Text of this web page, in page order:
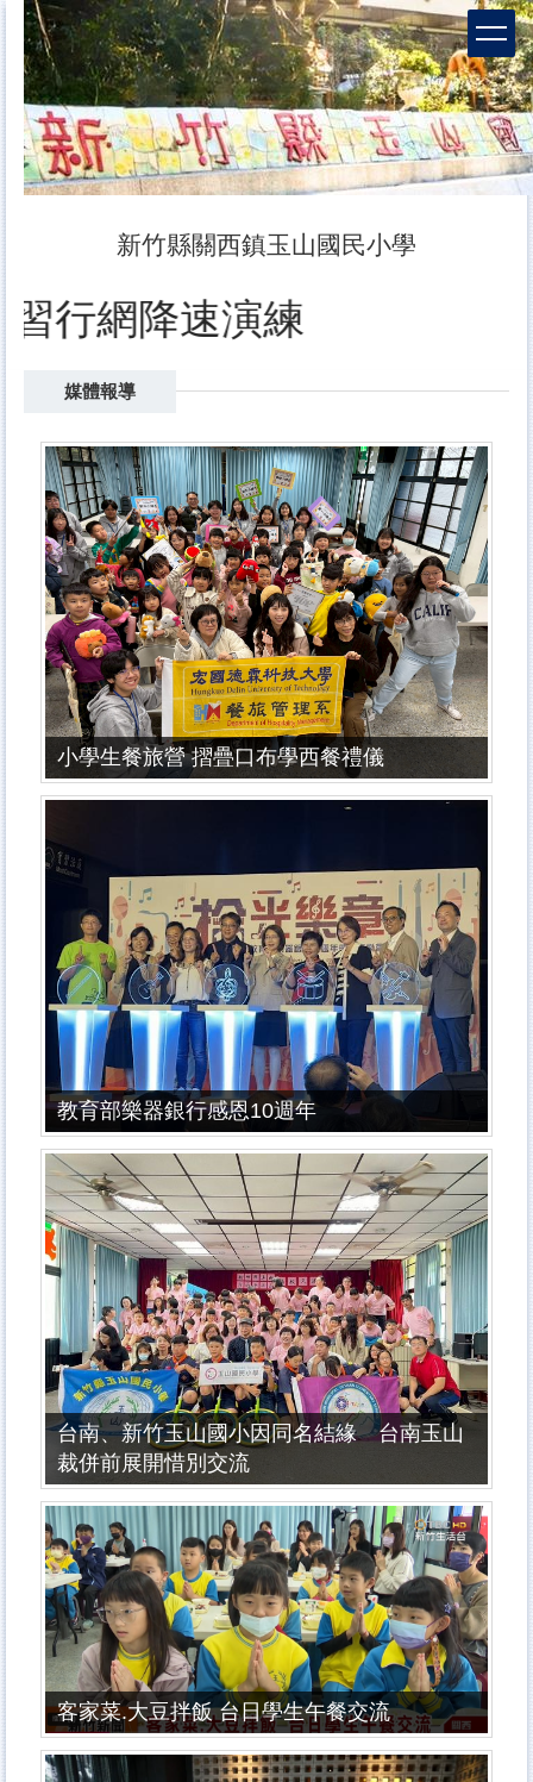
跳
到
主
要
內
容
區
新竹縣關西鎮玉山國民小學
習行網降速演練 玉山
媒體報導
小學生餐旅營 摺疊口布學西餐禮儀
教育部樂器銀行感恩10週年
台南、新竹玉山國小因同名結緣 台南玉山
裁併前展開惜別交流
客家菜.大豆拌飯 台日學生午餐交流